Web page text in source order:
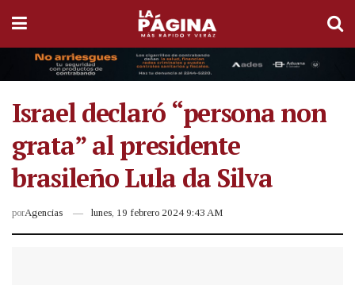
Israel declaró “persona non
grata” al presidente
brasileño Lula da Silva
porAgencias lunes, 19 febrero 2024 9:43 AM